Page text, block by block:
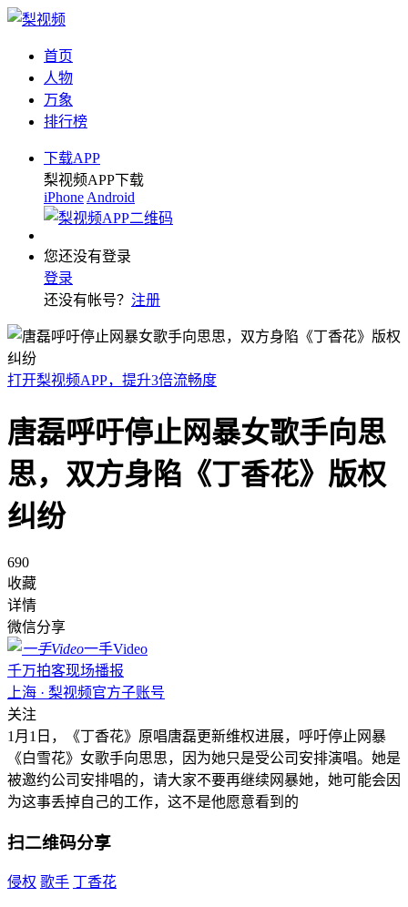
首页
人物
万象
排行榜
下载APP
梨视频APP下载
iPhone Android
您还没有登录
登录
还没有帐号？ 注册
打开梨视频APP，提升3倍流畅度
唐磊呼吁停止网暴女歌手向思
思，双方身陷《丁香花》版权
纠纷
690
收藏
详情
微信分享
一手Video
千万拍客现场播报
上海 · 梨视频官方子账号
关注
1月1日，《丁香花》原唱唐磊更新维权进展，呼吁停止网暴
《白雪花》女歌手向思思，因为她只是受公司安排演唱。她是
被邀约公司安排唱的，请大家不要再继续网暴她，她可能会因
为这事丢掉自己的工作，这不是他愿意看到的
扫二维码分享
侵权 歌手 丁香花